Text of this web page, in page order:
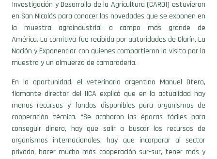
muestra y un almuerzo de camaradería.
En la oportunidad, el veterinario argentino Manuel Otero,
flamante director del IICA explicó que en la actualidad hay
menos recursos y fondos disponibles para organismos de
cooperación técnica. “Se acabaron las épocas fáciles para
organismos internacionales, hay que incorporar al sector
privado, hacer mucho más cooperación sur-sur, tener más y
mejores proyectos, hay que jugar más visitante, más a la
ofensiva y tener actitudes más agresivas asumiendo riesgos,
en eso estoy empeñado”, dijo el funcionario. En su gestión,
Otero se plantea como objetivos construir una institución
más moderna, crear puentes entre regiones distantes y